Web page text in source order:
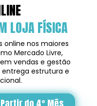
LOJA FÍSICA
online nos maiores
Mercado Livre,
vendas e gestão
estrutura e
do 4° Mês